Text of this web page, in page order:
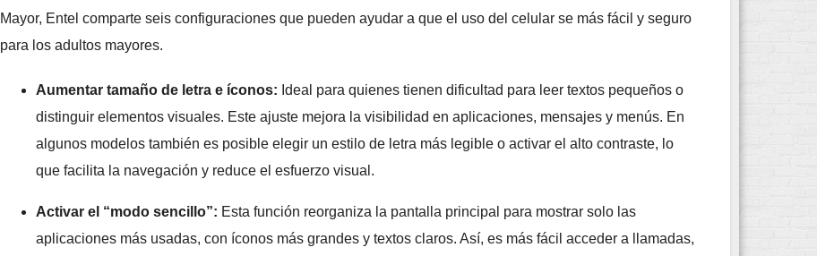
Mayor, Entel comparte seis configuraciones que pueden ayudar a que el uso del celular se más fácil y seguro
para los adultos mayores.
Aumentar tamaño de letra e íconos: Ideal para quienes tienen dificultad para leer textos pequeños o
distinguir elementos visuales. Este ajuste mejora la visibilidad en aplicaciones, mensajes y menús. En
algunos modelos también es posible elegir un estilo de letra más legible o activar el alto contraste, lo
que facilita la navegación y reduce el esfuerzo visual.
Activar el “modo sencillo”: Esta función reorganiza la pantalla principal para mostrar solo las
aplicaciones más usadas, con íconos más grandes y textos claros. Así, es más fácil acceder a llamadas,